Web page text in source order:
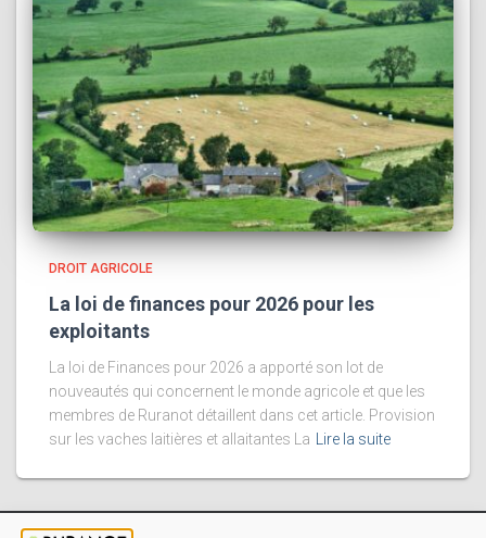
DROIT AGRICOLE
La loi de finances pour 2026 pour les
exploitants
La loi de Finances pour 2026 a apporté son lot de
nouveautés qui concernent le monde agricole et que les
membres de Ruranot détaillent dans cet article. Provision
sur les vaches laitières et allaitantes La
Lire la suite